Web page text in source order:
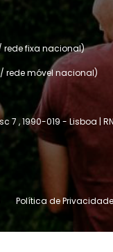
rede fixa nacional)
rede móvel nacional)
7 , 1990-019 - Lisboa |
Política de Privacidade